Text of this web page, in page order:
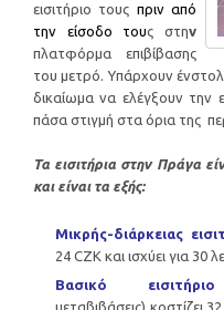
εισιτήριο τους πριν από
την είσοδο τους στην
πλατφόρμα επιβίβασης
του μετρό. Υπάρχουν
δικαίωμα να ελέγξουν την
πάσα στιγμή στα όρια της
Τα εισιτήρια στην Πράγα
και είναι τα εξής:
Μικρής-διάρκειας
24 CZK και ισχύει για 30
Βασικό εισιτήριο
μεταβιβάσεις) κοστίζει